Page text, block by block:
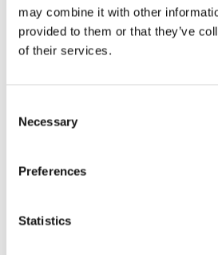
may combine it with other
provided to them or that they’ve
of their services.
Selection
Necessary
Preferences
Statistics
重量 [kg]
15
19